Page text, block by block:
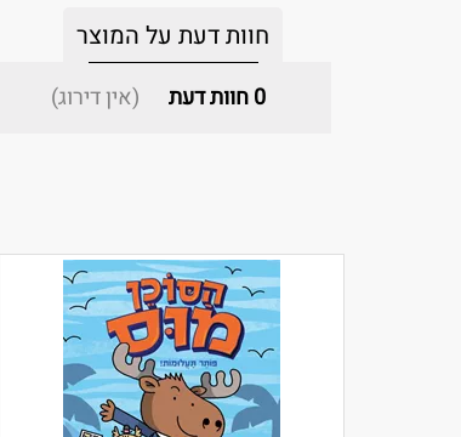
חוות דעת על המוצר
0חוות דעת (אין דירוג)